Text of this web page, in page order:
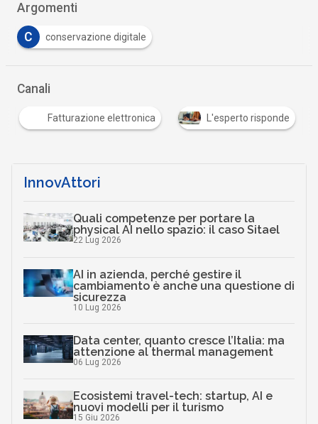
Argomenti
C conservazione digitale
Canali
Fatturazione elettronica L'esperto risponde
InnovAttori
Quali competenze per portare la
physical AI nello spazio: il caso Sitael
22 Lug 2026
AI in azienda, perché gestire il
cambiamento è anche una questione di
sicurezza
10 Lug 2026
Data center, quanto cresce l’Italia: ma
attenzione al thermal management
06 Lug 2026
Ecosistemi travel-tech: startup, AI e
nuovi modelli per il turismo
15 Giu 2026